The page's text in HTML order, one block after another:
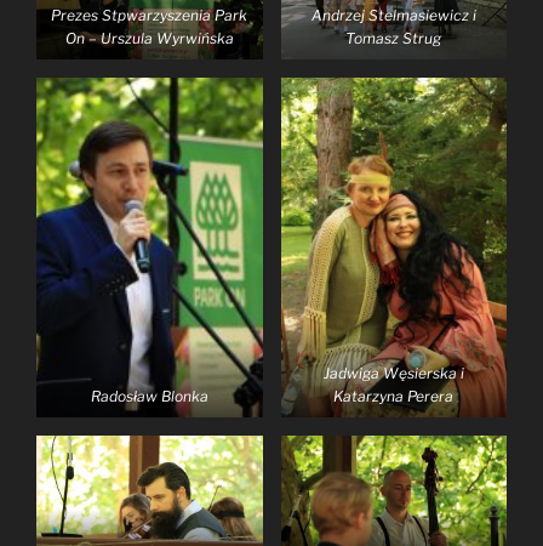
Prezes Stpwarzyszenia Park
On – Urszula Wyrwińska
Andrzej Stelmasiewicz i
Tomasz Strug
Radosław Blonka
Jadwiga Węsierska i
Katarzyna Perera